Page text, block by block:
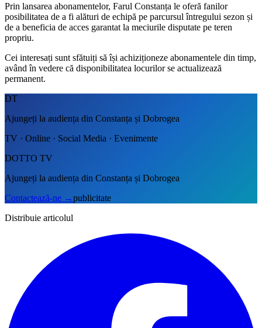
Prin lansarea abonamentelor, Farul Constanța le oferă fanilor
posibilitatea de a fi alături de echipă pe parcursul întregului sezon și
de a beneficia de acces garantat la meciurile disputate pe teren
propriu.
Cei interesați sunt sfătuiți să își achiziționeze abonamentele din timp,
având în vedere că disponibilitatea locurilor se actualizează
permanent.
DT
Ajungeți la audiența din Constanța și Dobrogea
TV · Online · Social Media · Evenimente
DOTTO TV
Ajungeți la audiența din Constanța și Dobrogea
Contactează-ne →publicitate
Distribuie articolul